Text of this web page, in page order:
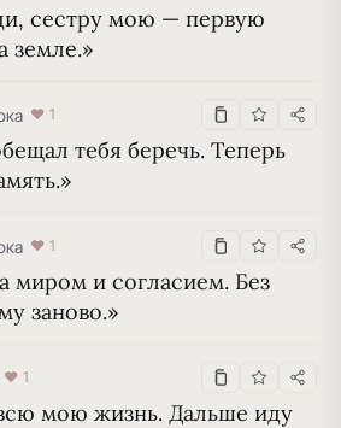
сестру мою — первую
земле.»
♥ 1
тебя беречь. Теперь
♥ 1
миром и согласием. Без
заново.»
♥ 1
мою жизнь. Дальше иду